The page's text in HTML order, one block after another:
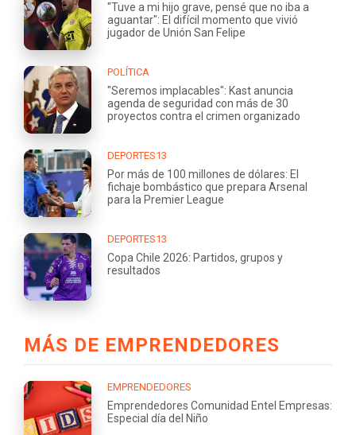
"Tuve a mi hijo grave, pensé que no iba a
aguantar": El difícil momento que vivió
jugador de Unión San Felipe
POLÍTICA
"Seremos implacables": Kast anuncia
agenda de seguridad con más de 30
proyectos contra el crimen organizado
DEPORTES13
Por más de 100 millones de dólares: El
fichaje bombástico que prepara Arsenal
para la Premier League
DEPORTES13
Copa Chile 2026: Partidos, grupos y
resultados
MÁS DE EMPRENDEDORES
EMPRENDEDORES
Emprendedores Comunidad Entel Empresas:
Especial día del Niño